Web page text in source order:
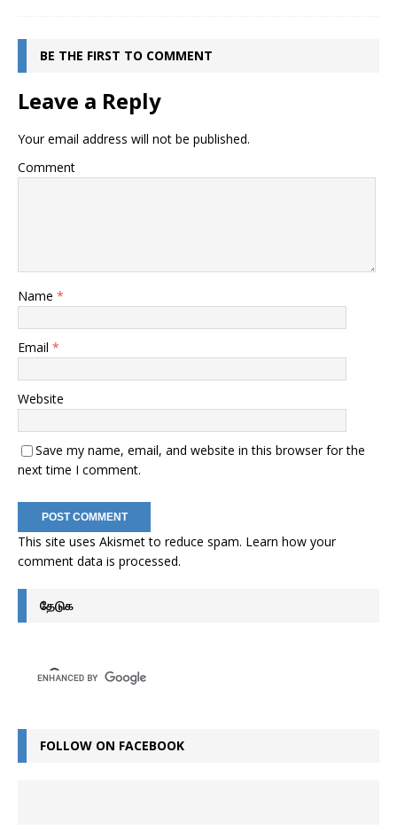
BE THE FIRST TO COMMENT
Leave a Reply
Your email address will not be published.
Comment
Name *
Email *
Website
Save my name, email, and website in this browser for the
next time I comment.
This site uses Akismet to reduce spam. Learn how your
comment data is processed.
தேடுக
FOLLOW ON FACEBOOK